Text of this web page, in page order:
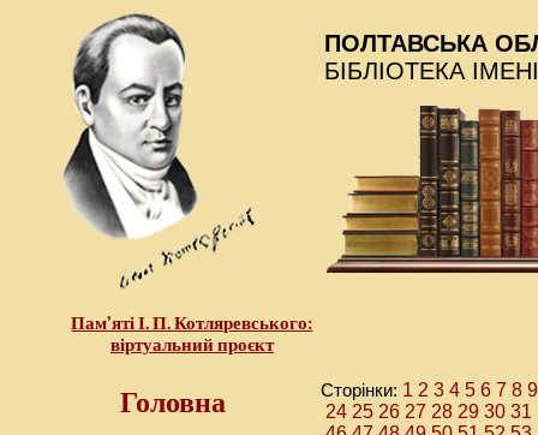
Пам’яті І. П. Котляревського:
віртуальний проєкт
ПОЛТАВСЬКА
БІБЛІОТЕКА
Головна Сторінки: 1 2 3 4 5 6 7 8 9
24 25 26 27 28 29 30 31